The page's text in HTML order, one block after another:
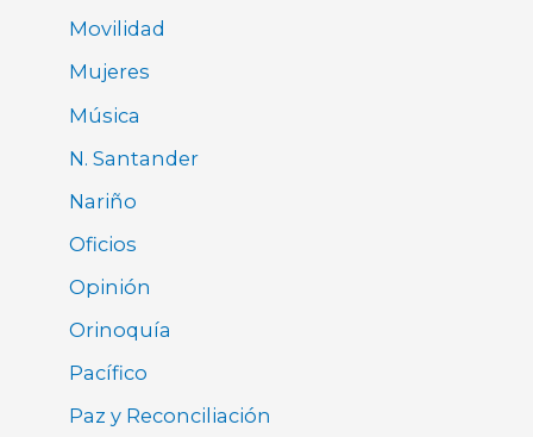
Movilidad
Mujeres
Música
N. Santander
Nariño
Oficios
Opinión
Orinoquía
Pacífico
Paz y Reconciliación